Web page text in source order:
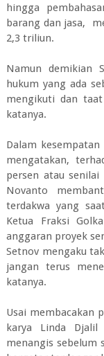
hingga
barang dan jasa,
2,3 triliun.
Namun demikian
hukum yang ada
mengikuti dan
katanya.
Dalam
mengatakan,
persen atau senilai
Novanto
terdakwa yang
Ketua Fraksi
anggaran proyek
Setnov mengaku
jangan terus
katanya.
Usai membacakan
karya Linda
menangis sebelum